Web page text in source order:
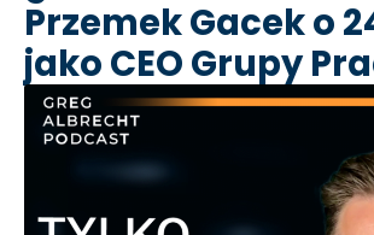
Przemek Gacek o
jako CEO Grupy